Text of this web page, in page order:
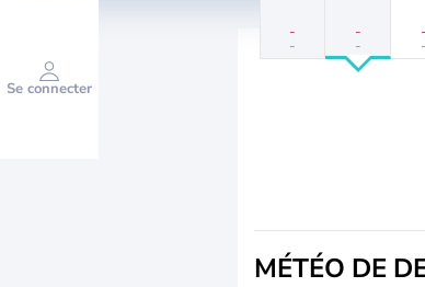
Se connecter
-
-
-
-
-
-
MÉTÉO DE